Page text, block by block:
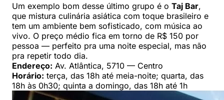
Um exemplo bom desse último grupo é o Taj Bar,
que mistura culinária asiática com toque brasileiro e
tem um ambiente bem sofisticado, com música ao
vivo. O preço médio fica em torno de R$ 150 por
pessoa — perfeito pra uma noite especial, mas não
pra repetir todo dia.
Endereço: Av. Atlântica, 5710 — Centro
Horário: terça, das 18h até meia-noite; quarta, das
18h às 0h30; quinta a domingo, das 18h até 1h